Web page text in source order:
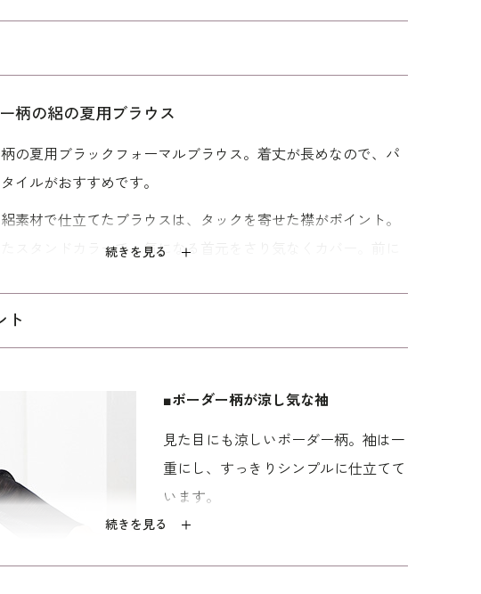
ブル
続きを見る
柄の絽の夏用ブラウス
の夏用ブラックフォーマルブラウス。着丈が長めなので、パ
イルがおすすめです。
素材で仕立てたブラウスは、タックを寄せた襟がポイント。
たスタンドカラーで、気になる首元をさり気なくカバー。前に
ッシャブルなので、着用後にすぐお手入れできいつでも爽
セス向けの「ゆったり」を使用。「少しゆったり」よりもさら
寸法です。
ンツ（ ）は別売りです。
ト
続きを見る
■ボーダー柄が涼し気な袖
見た目にも涼しいボーダー柄。袖は一
重にし、すっきりシンプルに仕立てて
います。